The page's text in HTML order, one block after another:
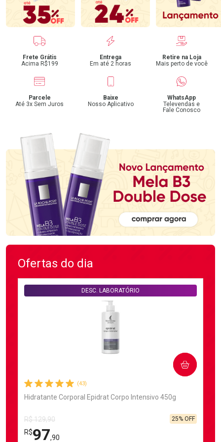
Benefícios
Frete Grátis
Acima R$199
Entrega
Em até 2 horas
Retire na Loja
Mais perto de você
Parcele
Até 3x Sem Juros
Baixe
Nosso Aplicativo
WhatsApp
Televendas e
Fale Conosco
Ofertas do dia
(43)
Hidratante Corporal Epidrat Corpo Intensivo 450g
DESC. LABORATÓRIO
R$ 129,90
R$97,90
25% OFF
COMPRAR